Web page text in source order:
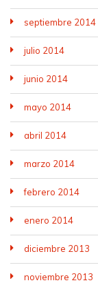
septiembre 2014
julio 2014
junio 2014
mayo 2014
abril 2014
marzo 2014
febrero 2014
enero 2014
diciembre 2013
noviembre 2013